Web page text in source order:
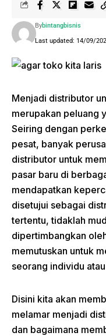
Last updated: 14/09/
Bybintangbisnis
Menjadi distributor
merupakan peluang
Seiring dengan
pesat, banyak
distributor untuk
pasar baru di
mendapatkan
disetujui sebagai
tertentu, tidaklah
dipertimbangkan
memutuskan untuk
seorang individu
Disini kita akan
melamar menjadi
dan bagaimana